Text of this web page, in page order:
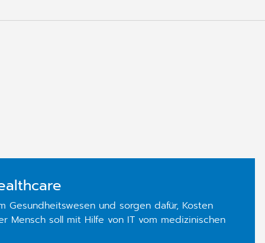
Gesundheitswesen und sorgen dafür, Kosten
Mensch soll mit Hilfe von IT vom medizinischen